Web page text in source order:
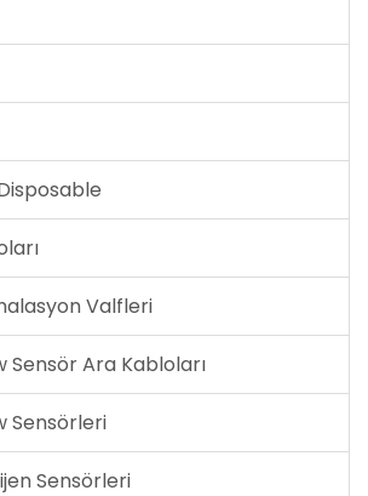
Valfleri
Ara Kabloları
Sensörleri
Sensörleri